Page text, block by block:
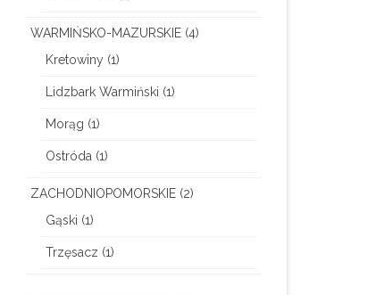
WARMIŃSKO-MAZURSKIE(4)
Kretowiny(1)
Lidzbark Warmiński (1)
Morąg (1)
Ostróda (1)
ZACHODNIOPOMORSKIE(2)
Gąski (1)
Trzęsacz (1)